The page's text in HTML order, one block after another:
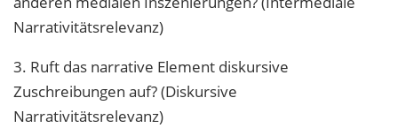
Narrativitätsrelevanz)
3. Ruft das narrative Element diskursive
Zuschreibungen auf? (Diskursive
Narrativitätsrelevanz)